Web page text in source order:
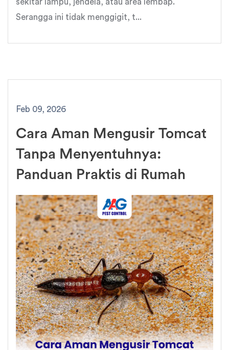
sekitar lampu, jendela, atau area lembap.
Serangga ini tidak menggigit, t...
Feb 09, 2026
Cara Aman Mengusir Tomcat
Tanpa Menyentuhnya:
Panduan Praktis di Rumah